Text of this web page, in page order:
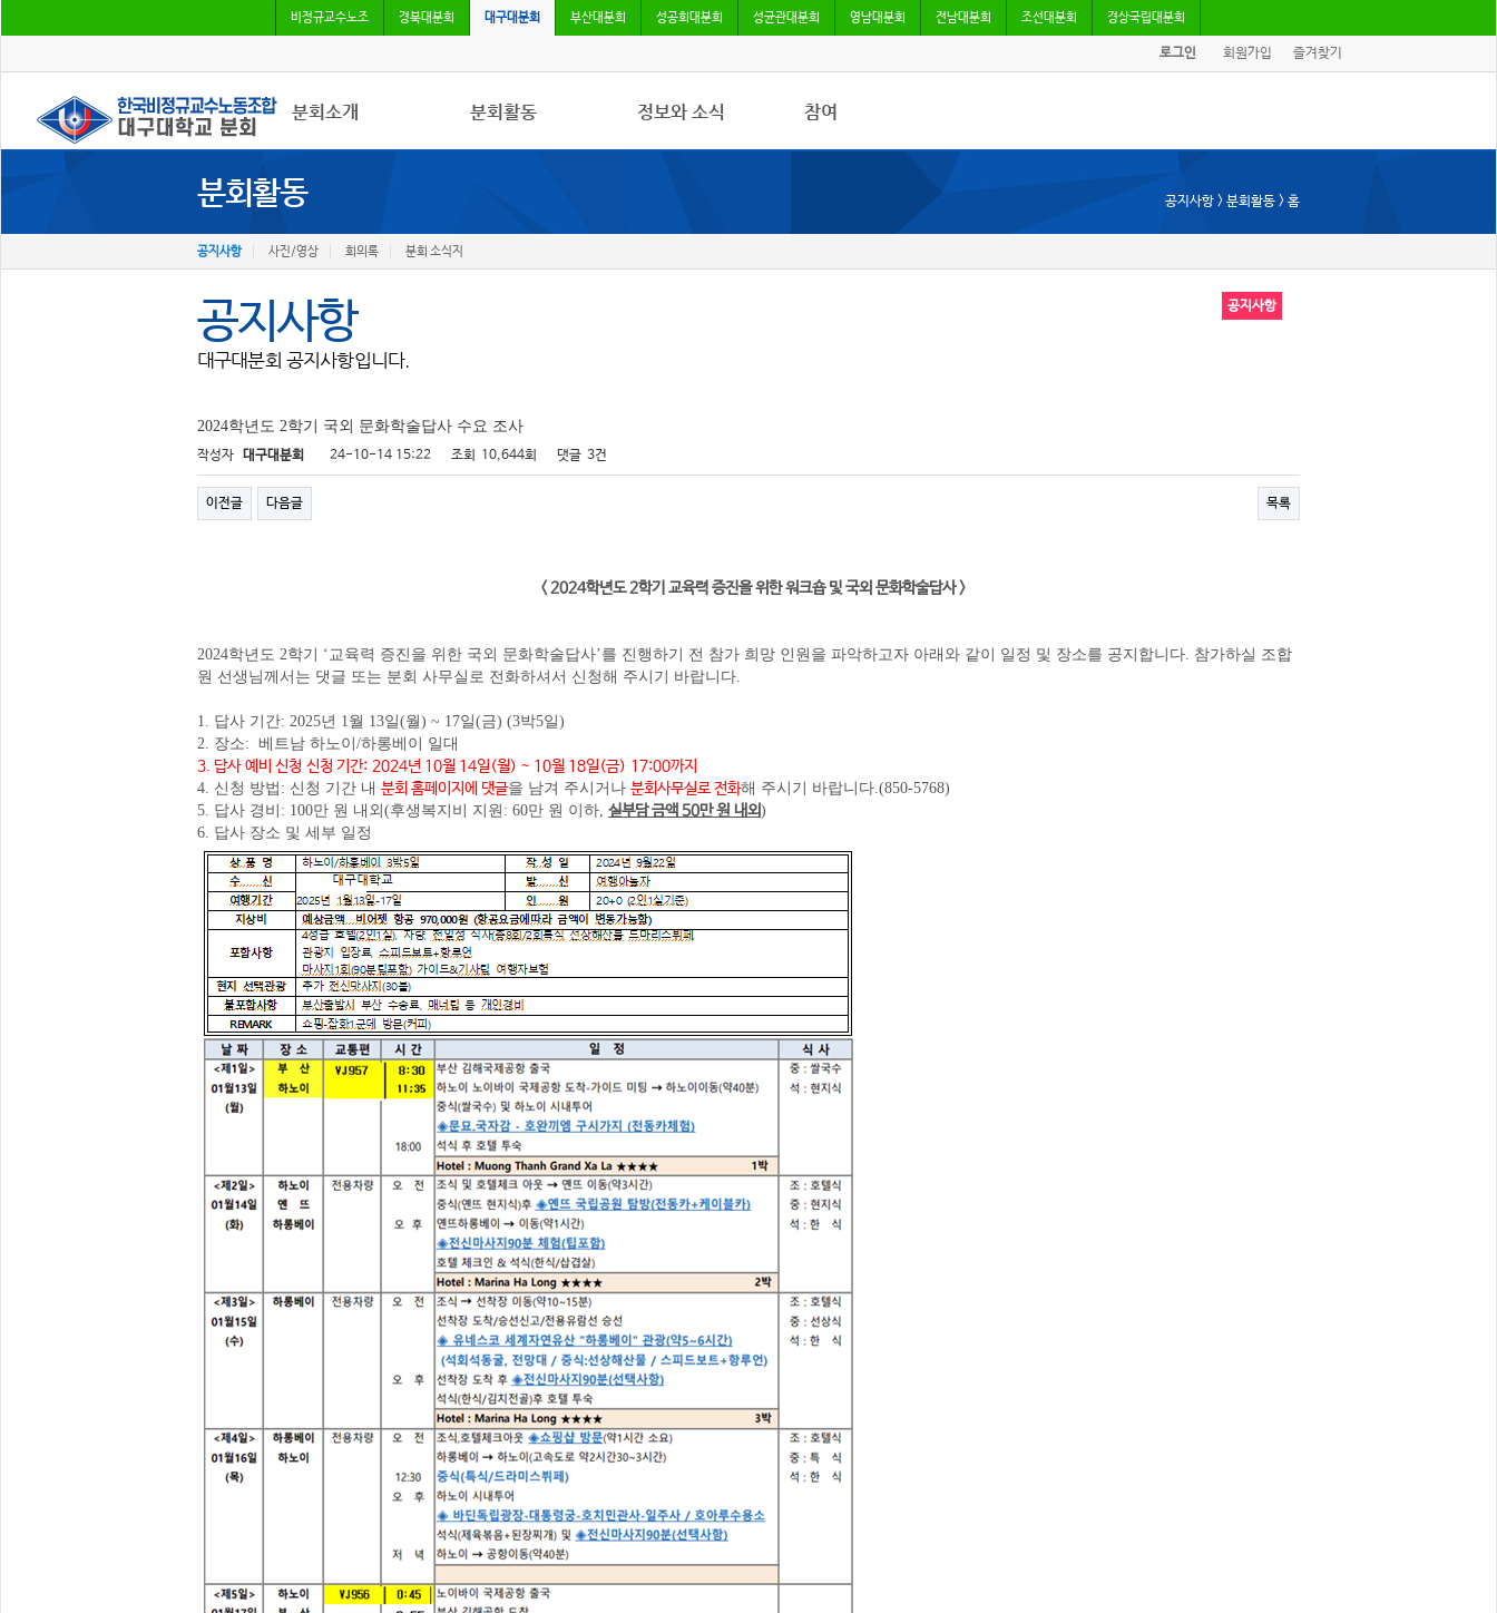
비정규교수노조 경북대분회 대구대분회 부산대분회 성공회대분회 성균관대분회 영남대분회 전남대분회 조선대분회 경상국립대분회
로그인 회원가입 즐겨찾기
분회소개
분회소개
회칙
분회활동 정보와 소식 참여
분회활동 공지사항 > 분회활동 > 홈
공지사항 사진/영상 회의록 분회 소식지
공지사항
대구대분회 공지사항입니다.
공지사항
2024학년도 2학기 국외 문화학술답사 수요 조사
작성자 대구대분회 24-10-14 15:22 조회 10,644회 댓글 3건
이전글 다음글 목록
< 2024학년도 2학기 교육력 증진을 위한 워크숍 및 국외 문화학술답사 >
2024학년도 2학기 ‘교육력 증진을 위한 국외 문화학술답사’를 진행하기 전 참가 희망 인원을 파악하고자 아래와 같이 일정 및 장소를 공지합니다. 참가하실 조합
원 선생님께서는 댓글 또는 분회 사무실로 전화하셔서 신청해 주시기 바랍니다.
1. 답사 기간: 2025년 1월 13일(월) ~ 17일(금) (3박5일)
2. 장소: 베트남 하노이/하롱베이 일대
3. 답사 예비 신청 신청 기간: 2024년 10월 14일(월) ~ 10월 18일(금) 17:00까지
4. 신청 방법: 신청 기간 내 분회 홈페이지에 댓글을 남겨 주시거나 분회사무실로 전화해 주시기 바랍니다.(850-5768)
5. 답사 경비: 100만 원 내외(후생복지비 지원: 60만 원 이하, 실부담 금액 50만 원 내외)
6. 답사 장소 및 세부 일정